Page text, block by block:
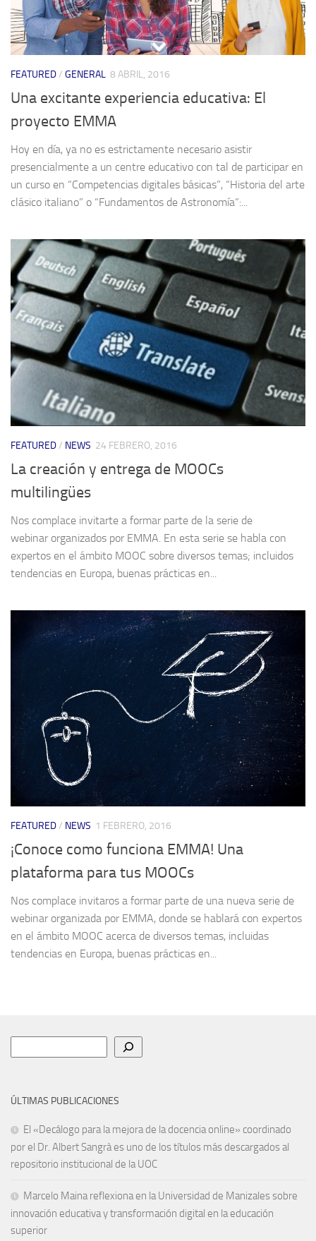
FEATURED/ GENERAL 8 ABRIL, 2016
Una excitante experiencia educativa: El
proyecto EMMA
Hoy en día, ya no es estrictamente necesario asistir
presencialmente a un centre educativo con tal de participar en
un curso en “Competencias digitales básicas”, “Historia del arte
clásico italiano” o “Fundamentos de Astronomía”:...
FEATURED/ NEWS 24 FEBRERO, 2016
La creación y entrega de MOOCs
multilingües
Nos complace invitarte a formar parte de la serie de
webinar organizados por EMMA. En esta serie se habla con
expertos en el ámbito MOOC sobre diversos temas; incluidos
tendencias en Europa, buenas prácticas en...
FEATURED/ NEWS 1 FEBRERO, 2016
¡Conoce como funciona EMMA! Una
plataforma para tus MOOCs
Nos complace invitaros a formar parte de una nueva serie de
webinar organizada por EMMA, donde se hablará con expertos
en el ámbito MOOC acerca de diversos temas, incluidas
tendencias en Europa, buenas prácticas en...
ÚLTIMAS PUBLICACIONES
El «Decálogo para la mejora de la docencia online» coordinado
por el Dr. Albert Sangrà es uno de los títulos más descargados al
repositorio institucional de la UOC
Marcelo Maina reflexiona en la Universidad de Manizales sobre
innovación educativa y transformación digital en la educación
superior